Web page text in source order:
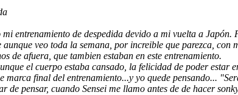
entrenamiento de despedida devido a mi vuelta a
veo toda la semana, por increible que parezca, con
de afuera, que tambien estaban en este entrenamiento.
el cuerpo estaba cansado, la felicidad de poder estar
marca final del entrenamiento...y yo quede pensando...
de pensar, cuando Sensei me llamo antes de de hacer